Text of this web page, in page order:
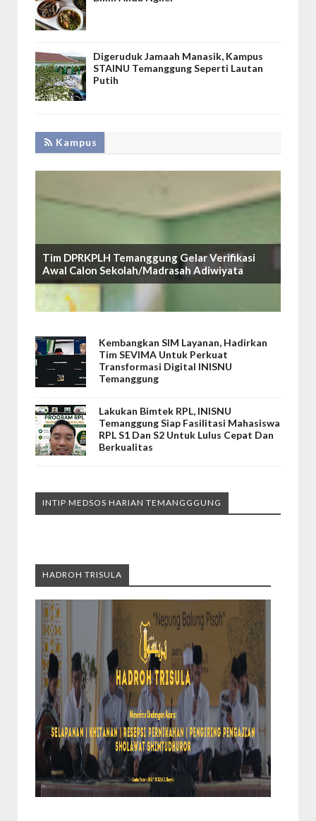
Digeruduk Jamaah Manasik, Kampus
STAINU Temanggung Seperti Lautan
Putih
Kampus
Tim DPRKPLH Temanggung Gelar Verifikasi
Awal Calon Sekolah/Madrasah Adiwiyata
Kembangkan SIM Layanan, Hadirkan
Tim SEVIMA Untuk Perkuat
Transformasi Digital INISNU
Temanggung
Lakukan Bimtek RPL, INISNU
Temanggung Siap Fasilitasi Mahasiswa
RPL S1 Dan S2 Untuk Lulus Cepat Dan
Berkualitas
INTIP MEDSOS HARIAN TEMANGGGUNG
HADROH TRISULA